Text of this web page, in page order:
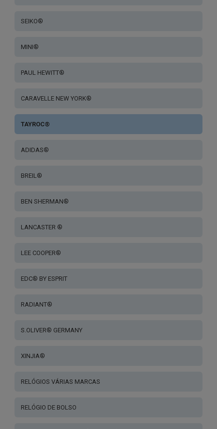
SEIKO®
MINI®
PAUL HEWITT®
CARAVELLE NEW YORK®
TAYROC®
ADIDAS®
BREIL®
BEN SHERMAN®
LANCASTER ®
LEE COOPER®
EDC® BY ESPRIT
RADIANT®
S.OLIVER® GERMANY
XINJIA®
RELÓGIOS VÁRIAS MARCAS
RELÓGIO DE BOLSO